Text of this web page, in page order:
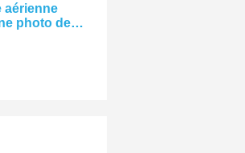
aérienne
photo de